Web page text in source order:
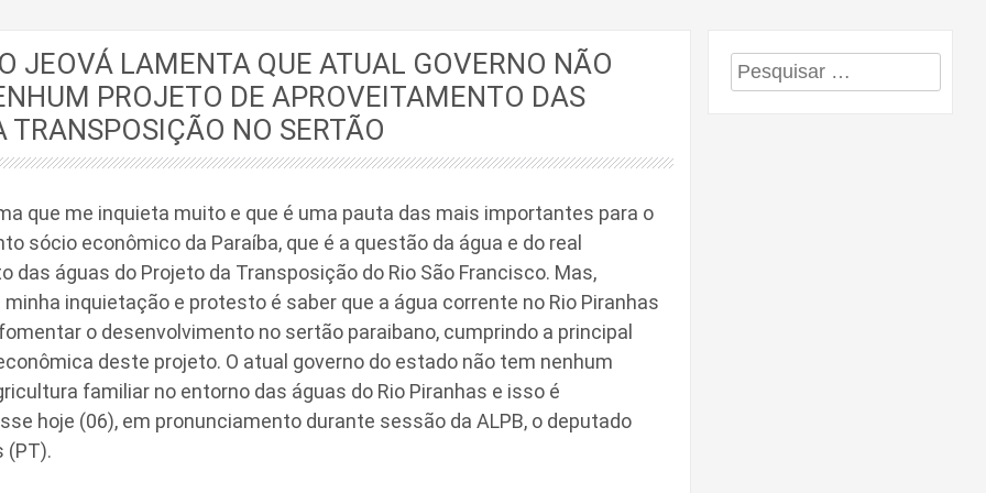
JEOVÁ LAMENTA QUE ATUAL GOVERNO NÃO
PROJETO DE APROVEITAMENTO DAS
TRANSPOSIÇÃO NO SERTÃO
que me inquieta muito e que é uma pauta das mais importantes para o
sócio econômico da Paraíba, que é a questão da água e do real
das águas do Projeto da Transposição do Rio São Francisco. Mas,
inquietação e protesto é saber que a água corrente no Rio Piranhas
o desenvolvimento no sertão paraibano, cumprindo a principal
deste projeto. O atual governo do estado não tem nenhum
familiar no entorno das águas do Rio Piranhas e isso é
hoje (06), em pronunciamento durante sessão da ALPB, o deputado
(PT).
Pesquisar
por: